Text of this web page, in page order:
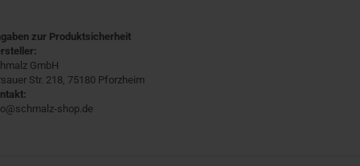
zur Produktsicherheit
GmbH
Str. 218, 75180 Pforzheim
shop.de